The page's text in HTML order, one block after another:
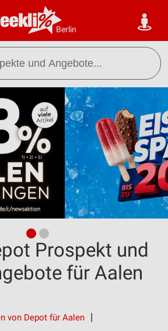
Berlin
Prospekt und
für Aalen
von Depot für Aalen